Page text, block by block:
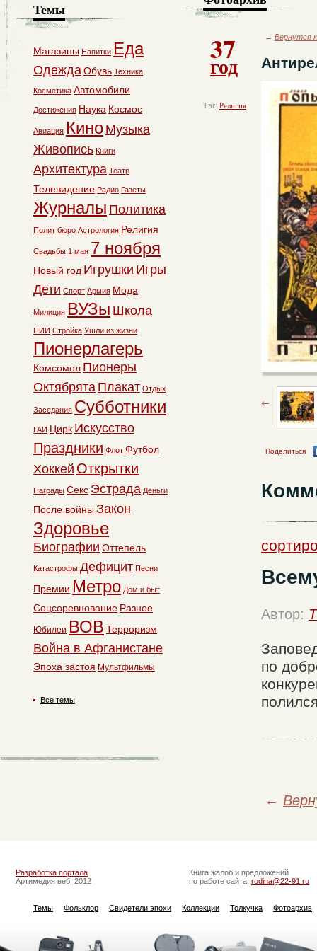
37
год
Тэг: Религия
← Вернутся
Поделиться
Автор:
по
←
Темы
Магазины Напитки Еда
ОдеждаОбувь Техника
Косметика Автомобили
Достижения Наука Космос
Авиация Кино Музыка
Живопись Книги
Архитектура Театр
Телевидение Радио Газеты
Журналы Политика
Полит бюро Астрология Религия
Свадьбы 1 мая 7 ноября
Новый год Игрушки Игры
Дети Спорт Армия Мода
Милиция ВУЗы Школа
НИИ Стройка Ушли из жизни
Пионерлагерь
Комсомол Пионеры
Октябрята Плакат Отдых
Заседания Субботники
ГАИ Цирк Искусство
Праздники Флот Футбол
Хоккей Открытки
Награды Секс Эстрада Деньги
После войны Закон
Здоровье
Биографии Оттепель
Катастрофы Дефицит Песни
Премии Метро Дом и быт
Соцсоревнование Разное
Юбилеи ВОВ Терроризм
Война в Афганистане
Эпоха застоя Мультфильмы
Все темы
Разработка портала
Артимедия веб, 2012
Книга жалоб и предложений
по работе сайта: rodina@22-91.ru
Темы Фольклор Свидетели эпохи Коллекции Толкучка Фотоархив